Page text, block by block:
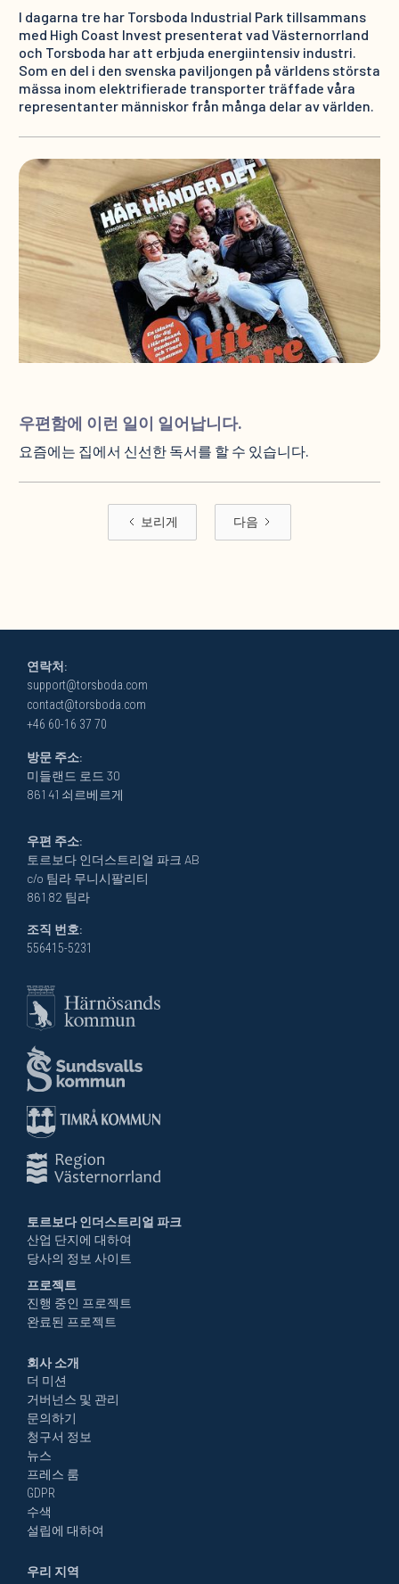
I dagarna tre har Torsboda Industrial Park tillsammans
med High Coast Invest presenterat vad Västernorrland
och Torsboda har att erbjuda energiintensiv industri.
Som en del i den svenska paviljongen på världens största
mässa inom elektrifierade transporter träffade våra
representanter människor från många delar av världen.
우편함에 이런 일이 일어납니다.
요즘에는 집에서 신선한 독서를 할 수 있습니다.
보리게 다음
연락처:
support@torsboda.com
contact@torsboda.com
+46 60-16 37 70
방문 주소:
미들랜드 로드 30
861 41 쇠르베르게
우편 주소:
토르보다 인더스트리얼 파크 AB
c/o 팀라 무니시팔리티
861 82 팀라
조직 번호:
556415-5231
토르보다 인더스트리얼 파크
산업 단지에 대하여
당사의 정보 사이트
프로젝트
진행 중인 프로젝트
완료된 프로젝트
회사 소개
더 미션
거버넌스 및 관리
문의하기
청구서 정보
뉴스
프레스 룸
GDPR
수색
설립에 대하여
우리 지역